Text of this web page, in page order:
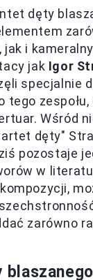
dęty
i
jak Igor
specjalnie
tego
Wśród
dęty"
pozostaje
w
zarówno